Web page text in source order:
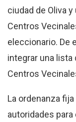
ciudad de Oliva
Centros
eleccionario. De
integrar una lista
Centros
La ordenanza
autoridades